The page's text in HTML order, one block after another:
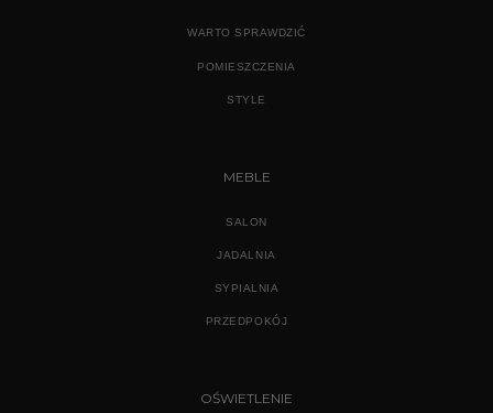
WARTO SPRAWDZIĆ
POMIESZCZENIA
STYLE
MEBLE
SALON
JADALNIA
SYPIALNIA
PRZEDPOKÓJ
OŚWIETLENIE